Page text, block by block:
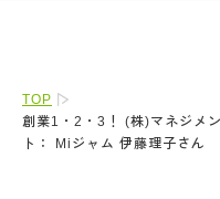
TOP
創業1・2・3！ (株)マネジ
ト： Miジャム 伊藤理子さん